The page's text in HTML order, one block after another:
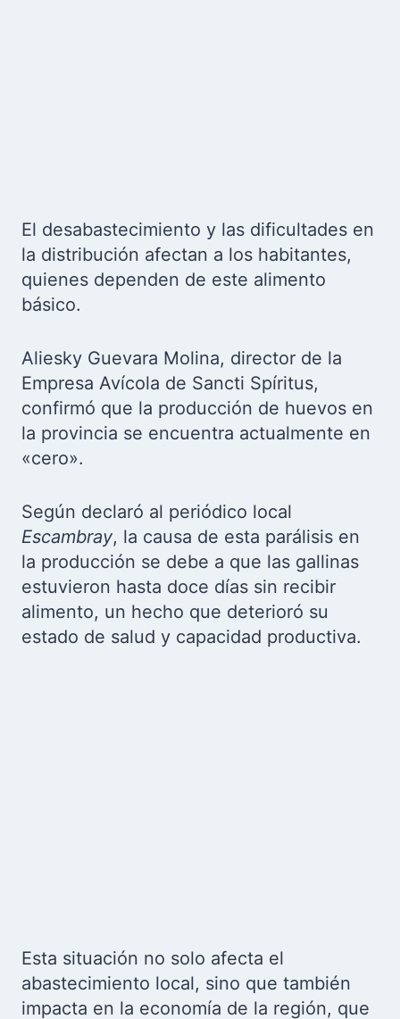
El desabastecimiento y las dificultades en
la distribución afectan a los habitantes,
quienes dependen de este alimento
básico.
Aliesky Guevara Molina, director de la
Empresa Avícola de Sancti Spíritus,
confirmó que la producción de huevos en
la provincia se encuentra actualmente en
«cero».
Según declaró al periódico local
Escambray, la causa de esta parálisis en
la producción se debe a que las gallinas
estuvieron hasta doce días sin recibir
alimento, un hecho que deterioró su
estado de salud y capacidad productiva.
Esta situación no solo afecta el
abastecimiento local, sino que también
impacta en la economía de la región, que